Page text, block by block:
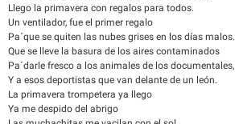
Llego la primavera con regalos para todos.
Un ventilador, fue el primer regalo
Pa´que se quiten las nubes grises en los días malos.
Que se lleve la basura de los aires contaminados
Pa´darle fresco a los animales de los documentales,
Y a esos deportistas que van delante de un león.
La primavera trompetera ya llego
Ya me despido del abrigo